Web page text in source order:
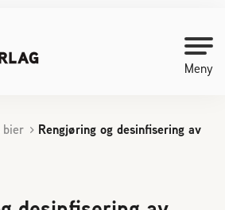
Meny
bier
Rengjøring og desinfisering av